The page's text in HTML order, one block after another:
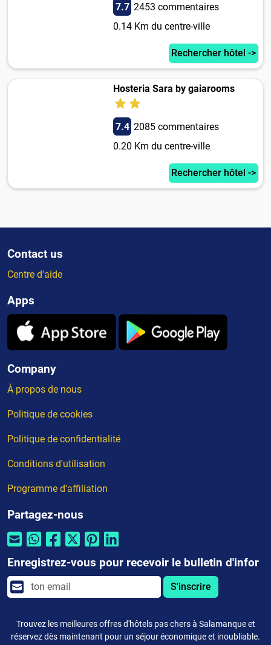
7.7 2453 commentaires
0.14 Km du centre-ville
Rechercher hôtel ->
Hosteria Sara by gaiarooms
7.4 2085 commentaires
0.20 Km du centre-ville
Rechercher hôtel ->
Contact us
Centre d'aide
Apps
Company
À propos de nous
Politique de cookies
Politique de confidentialité
Conditions d'utilisation
Programme d'affiliation
Partagez-nous
Enregistrez-vous pour recevoir le bulletin d'infor
S'inscrire
Trouvez les meilleures offres d'hôtels pas chers à Salamanque et
réservez dès maintenant pour un séjour économique et inoubliable.